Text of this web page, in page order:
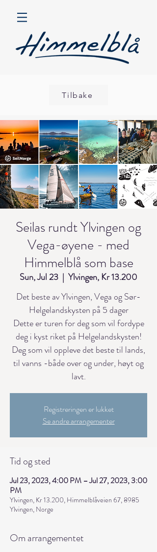
Tilbake
Seilas rundt Ylvingen og
Vega-øyene - med
Himmelblå som base
Sun, Jul 23
  |
Ylvingen, Kr 13.200
Det beste av Ylvingen, Vega og Sør-
Helgelandskysten på 5 dager
Dette er turen for deg som vil fordype
deg i kyst riket på Helgelandskysten!
Deg som vil oppleve det beste til lands,
til vanns -både over og under, høyt og
lavt.
Registreringen er lukket
Se andre arrangementer
Tid og sted
Jul 23, 2023, 4:00 PM – Jul 27, 2023, 3:00
PM
Ylvingen, Kr 13.200, Himmelblåveien 67, 8985
Ylvingen, Norge
Om arrangementet